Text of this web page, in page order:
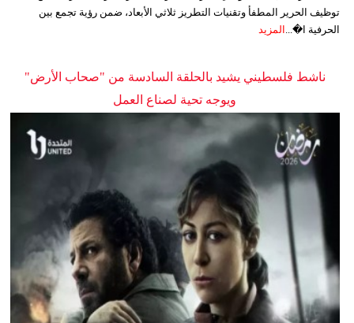
توظيف الحرير المطفأ وتقنيات التطريز ثلاثي الأبعاد، ضمن رؤية تجمع بين
الحرفية ا�... المزيد
ناشط فلسطيني يشيد بالحلقة السادسة من "صحاب الأرض"
ويوجه تحية لصناع العمل